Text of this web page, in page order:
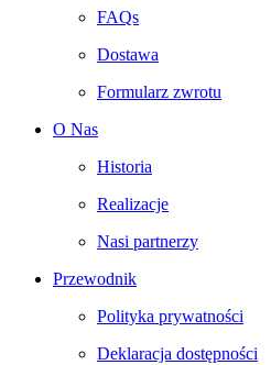
FAQs
Dostawa
Formularz zwrotu
O Nas
Historia
Realizacje
Nasi partnerzy
Przewodnik
Polityka prywatności
Deklaracja dostępności